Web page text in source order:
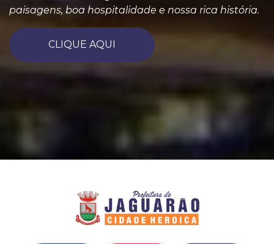
paisagens, boa hospitalidade e nossa rica história.
CLIQUE AQUI